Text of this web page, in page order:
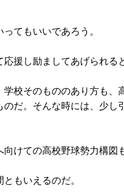
てもいいであろう。
援し励ましてあげられる
校そのもののあり方も
だ。そんな時には、少
けての高校野球勢力構図
もいえるのだ。